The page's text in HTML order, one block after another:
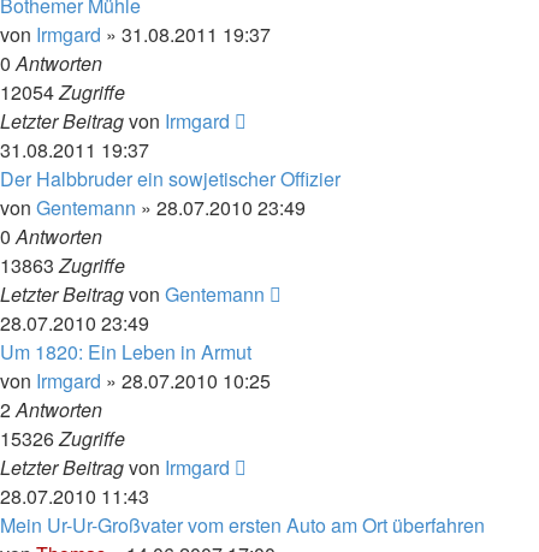
von Irmgard » 31.08.2011 19:37
0Antworten
12054Zugriffe
Letzter Beitragvon Irmgard
31.08.2011 19:37
Der Halbbruder ein sowjetischer Offizier
von Gentemann » 28.07.2010 23:49
0Antworten
13863Zugriffe
Letzter Beitragvon Gentemann
28.07.2010 23:49
Um 1820: Ein Leben in Armut
von Irmgard » 28.07.2010 10:25
2Antworten
15326Zugriffe
Letzter Beitragvon Irmgard
28.07.2010 11:43
Mein Ur-Ur-Großvater vom ersten Auto am Ort überfahren